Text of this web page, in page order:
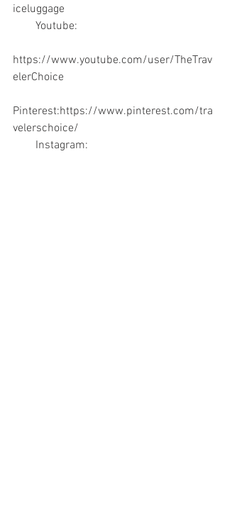
iceluggage
Youtube:
https://www.youtube.com/user/TheTrav
elerChoice
Pinterest:https://www.pinterest.com/tra
velerschoice/
Instagram: